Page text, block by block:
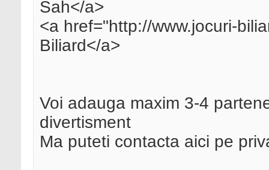
Sah</a>
<a href="http://www.jocuri-
Biliard</a>
Voi adauga maxim 3-4
divertisment
Ma puteti contacta aici pe